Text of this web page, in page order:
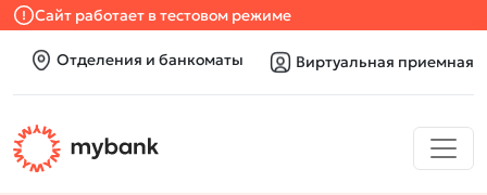
Сайт работает в тестовом режиме
Отделения и банкоматы Виртуальная приемная